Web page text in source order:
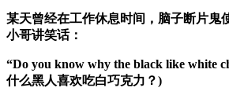
某天曾经在工作休息时间，脑子断片鬼
小哥讲笑话：
“Do you know why the black like white
什么黑人喜欢吃白巧克力？)